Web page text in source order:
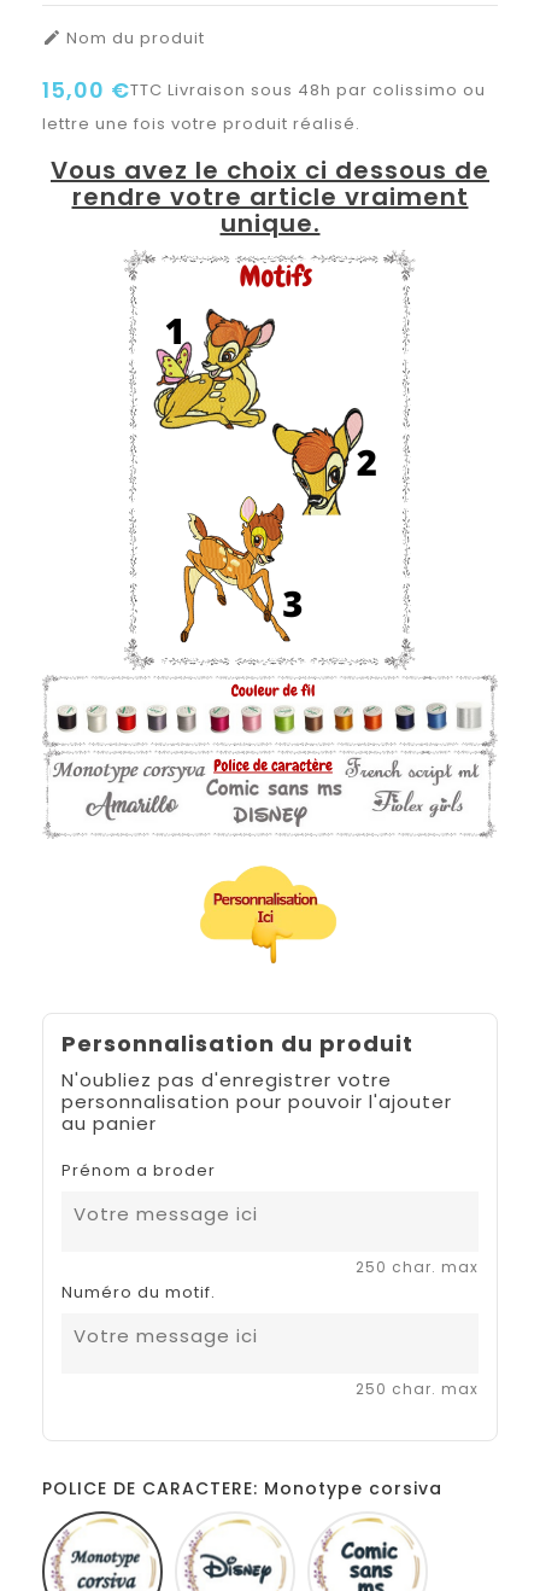
 Nom du produit
15,00 €TTC Livraison sous 48h par colissimo ou
lettre une fois votre produit réalisé.
Vous avez le choix ci dessous de
rendre votre article vraiment
unique.
Personnalisation du produit
N'oubliez pas d'enregistrer votre
personnalisation pour pouvoir l'ajouter
au panier
Prénom a broder
250 char. max
Numéro du motif.
250 char. max
POLICE DE CARACTERE: Monotype corsiva
Monotype
corsiva
Disney